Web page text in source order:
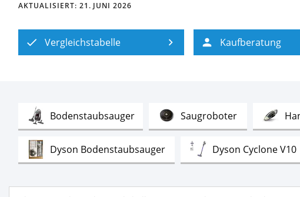
AKTUALISIERT: 21. JUNI 2026
Vergleichstabelle Kaufberatung
BodenstaubsaugerTest SaugroboterTest
Dyson BodenstaubsaugerTest Dyson Cyclone V10